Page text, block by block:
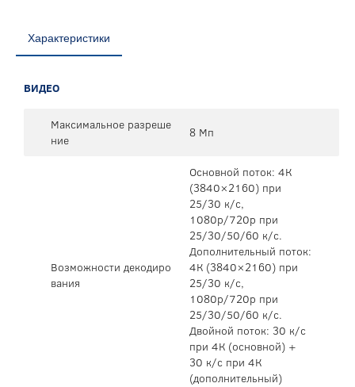
Характеристики
ВИДЕО
Максимальное разреше
ние
8 Мп
Возможности декодиро
вания
Основной поток: 4К
(3840×2160) при
25/30 к/с,
1080p/720p при
25/30/50/60 к/с.
Дополнительный поток:
4К (3840×2160) при
25/30 к/с,
1080p/720p при
25/30/50/60 к/с.
Двойной поток: 30 к/с
при 4К (основной) +
30 к/с при 4К
(дополнительный)